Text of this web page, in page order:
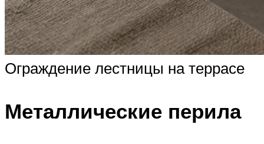
Ограждение лестницы на террасе
Металлические перила